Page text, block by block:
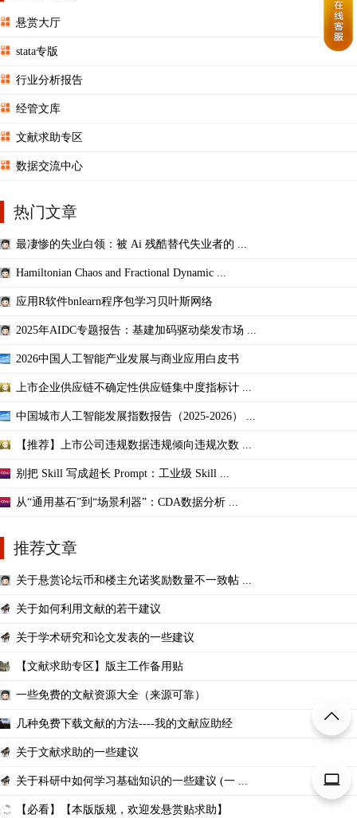
悬赏大厅
stata专版
行业分析报告
经管文库
文献求助专区
数据交流中心
热门文章
最凄惨的失业白领：被 Ai 残酷替代失业者的 ...
Hamiltonian Chaos and Fractional Dynamic ...
应用R软件bnlearn程序包学习贝叶斯网络
2025年AIDC专题报告：基建加码驱动柴发市场 ...
2026中国人工智能产业发展与商业应用白皮书
上市企业供应链不确定性供应链集中度指标计 ...
中国城市人工智能发展指数报告（2025-2026） ...
【推荐】上市公司违规数据违规倾向违规次数 ...
别把 Skill 写成超长 Prompt：工业级 Skill ...
从“通用基石”到“场景利器”：CDA数据分析 ...
推荐文章
关于悬赏论坛币和楼主允诺奖励数量不一致帖 ...
关于如何利用文献的若干建议
关于学术研究和论文发表的一些建议
【文献求助专区】版主工作备用贴
一些免费的文献资源大全（来源可靠）
几种免费下载文献的方法----我的文献应助经
关于文献求助的一些建议
关于科研中如何学习基础知识的一些建议 (一 ...
【必看】【本版版规，欢迎发悬赏贴求助】